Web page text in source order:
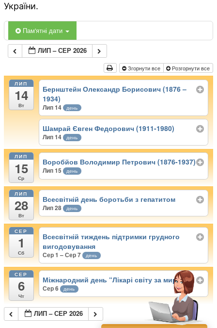
України.
Пам'ятні дати
ЛИП – СЕР 2026
Згорнути все Розгорнути все
ЛИП
14
Вт
Бернштейн Олександр Борисович (1876 –
1934)
Лип 14 день
Шамрай Євген Федорович (1911-1980)
Лип 14 день
ЛИП
15
Ср
Воробйов Володимир Петрович (1876-1937)
Лип 15 день
ЛИП
28
Вт
Всесвітній день боротьби з гепатитом
Лип 28 день
СЕР
1
Сб
Всесвітній тиждень підтримки грудного
вигодовування
Сер 1 – Сер 7 день
СЕР
6
Чт
Міжнародний день “Лікарі світу за мир”
Сер 6 день
ЛИП – СЕР 2026